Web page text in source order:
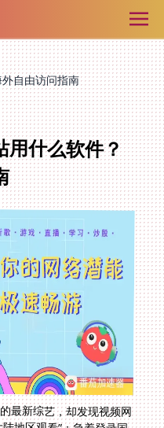
自由访问指南
用什么软件？
最新综艺，却发现视频网
地区观看”；急着登录国
在无尽的加载圈里；想听
却只能对着灰色的歌单干
外工作者和华人来说太熟
软件才能摆脱这道无形
在于地理位置的限制、严
的网络审查机制。选择一
速器，便是打开这道锁的
户的选择逻辑，帮助你畅